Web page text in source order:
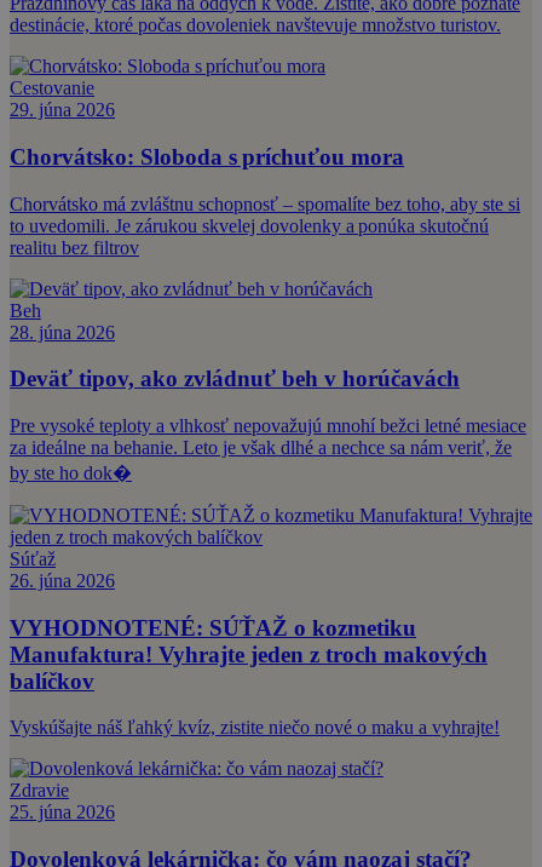
destinácie, ktoré počas dovoleniek navštevuje množstvo turistov.
Cestovanie
29. júna 2026
Chorvátsko: Sloboda s príchuťou mora
Chorvátsko má zvláštnu schopnosť – spomalíte bez toho, aby ste si
to uvedomili. Je zárukou skvelej dovolenky a ponúka skutočnú
realitu bez filtrov
Beh
28. júna 2026
Deväť tipov, ako zvládnuť beh v horúčavách
Pre vysoké teploty a vlhkosť nepovažujú mnohí bežci letné mesiace
za ideálne na behanie. Leto je však dlhé a nechce sa nám veriť, že
by ste ho dok�
Súťaž
26. júna 2026
VYHODNOTENÉ: SÚŤAŽ o kozmetiku
Manufaktura! Vyhrajte jeden z troch makových
balíčkov
Vyskúšajte náš ľahký kvíz, zistite niečo nové o maku a vyhrajte!
Zdravie
25. júna 2026
Dovolenková lekárnička: čo vám naozaj stačí?